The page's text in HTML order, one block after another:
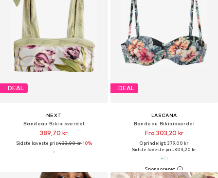
DEAL
NEXT
Bandeau Bikinioverdel
389,70 kr
Sidste laveste pris:433,00 kr-10%
DEAL
LASCANA
Bandeau Bikinioverdel
Fra 303,20 kr
Oprindeligt: 379,00 kr
Sidste laveste pris:303,20 kr